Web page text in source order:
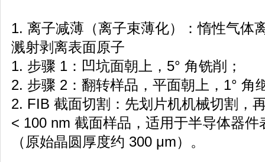
1. 离子减薄（离子束薄化）：惰性气体
溅射剥离表面原子
1. 步骤 1：凹坑面朝上，5° 角铣削；
2. 步骤 2：翻转样品，平面朝上，1° 角
2. FIB 截面切割：先划片机机械切割，
< 100 nm 截面样品，适用于半导体器
（原始晶圆厚度约 300 μm）。